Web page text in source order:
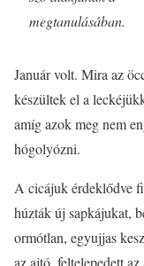
megtanulásában.
Január volt. Mira az
készültek el a
amíg azok meg nem
hógolyózni.
A cicájuk érdeklődve
húzták új sapkájukat,
ormótlan, egyujjas
az ajtó, feltelepedett